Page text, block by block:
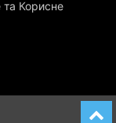
та Корисне